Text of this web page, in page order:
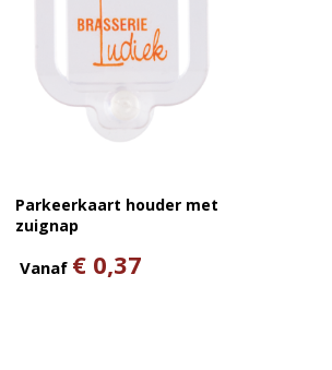
Parkeerkaart houder met
zuignap
Vanaf € 0,37